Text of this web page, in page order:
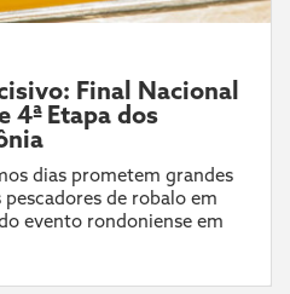
Final Nacional
4ª Etapa dos
dias prometem grandes
de robalo em
evento rondoniense em